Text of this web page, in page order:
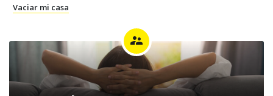
Vaciar mi casa
supervisor_account